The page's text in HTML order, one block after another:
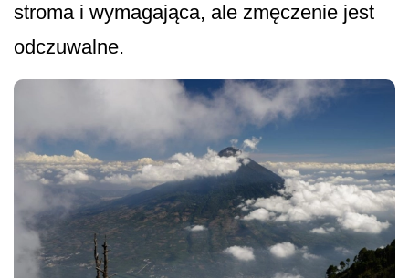
stroma i wymagająca, ale zmęczenie jest
odczuwalne.